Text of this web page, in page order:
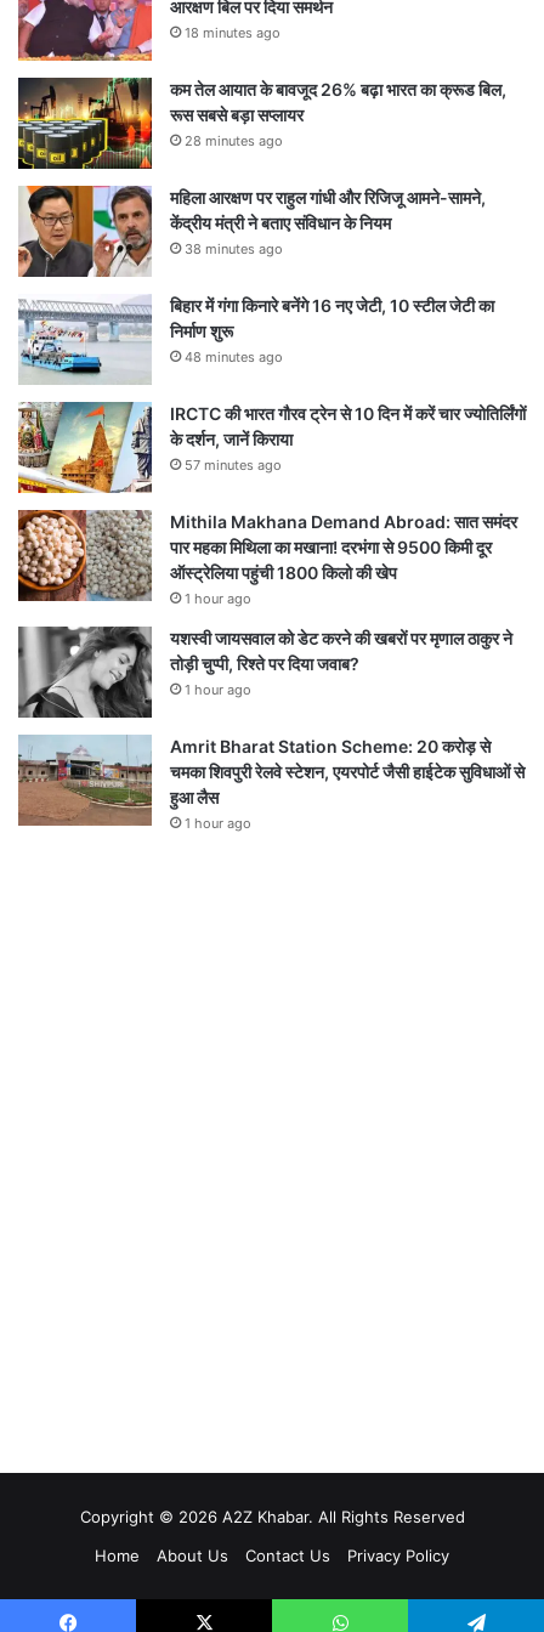
आरक्षण बिल पर दिया समर्थन
18 minutes ago
कम तेल आयात के बावजूद 26% बढ़ा भारत का क्रूड बिल,
रूस सबसे बड़ा सप्लायर
28 minutes ago
महिला आरक्षण पर राहुल गांधी और रिजिजू आमने-सामने,
केंद्रीय मंत्री ने बताए संविधान के नियम
38 minutes ago
बिहार में गंगा किनारे बनेंगे 16 नए जेटी, 10 स्टील जेटी का
निर्माण शुरू
48 minutes ago
IRCTC की भारत गौरव ट्रेन से 10 दिन में करें चार ज्योतिर्लिंगों
के दर्शन, जानें किराया
57 minutes ago
Mithila Makhana Demand Abroad: सात समंदर
पार महका मिथिला का मखाना! दरभंगा से 9500 किमी दूर
ऑस्ट्रेलिया पहुंची 1800 किलो की खेप
1 hour ago
यशस्वी जायसवाल को डेट करने की खबरों पर मृणाल ठाकुर ने
तोड़ी चुप्पी, रिश्ते पर दिया जवाब?
1 hour ago
Amrit Bharat Station Scheme: 20 करोड़ से
चमका शिवपुरी रेलवे स्टेशन, एयरपोर्ट जैसी हाईटेक सुविधाओं से
हुआ लैस
1 hour ago
Copyright © 2026 A2Z Khabar. All Rights Reserved
Home
About Us Contact Us Privacy Policy